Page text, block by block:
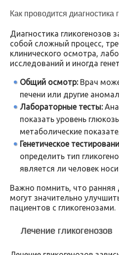
Как проводится диагностика
Диагностика гликогенозов
собой сложный процесс,
клинического осмотра,
исследований и иногда
Общий осмотр:Врач
печени или другие
Лабораторные тесты:
показать уровень
метаболические
Генетическое
определить тип
является ли человек
Важно помнить, что ранняя
могут значительно
пациентов с гликогенозами.
Лечение гликогенозов